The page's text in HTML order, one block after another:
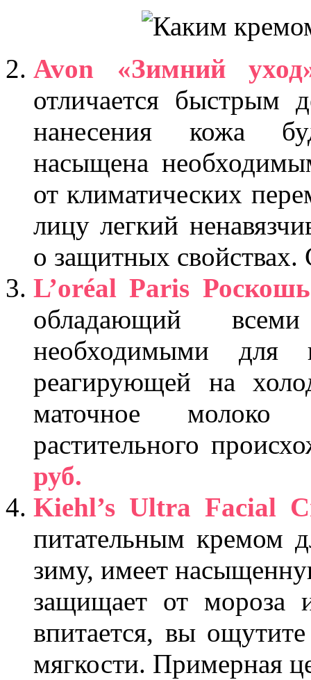
Avon «Зимний
отличается быстрым
нанесения кожа
насыщена
от климатических
лицу легкий
о защитных
L’oréal Paris
обладающий
необходимыми для
реагирующей на
маточное молоко
растительного
руб.
Kiehl’s Ultra Facial
питательным кремом
зиму, имеет
защищает от мороза
впитается, вы
мягкости. Примерная